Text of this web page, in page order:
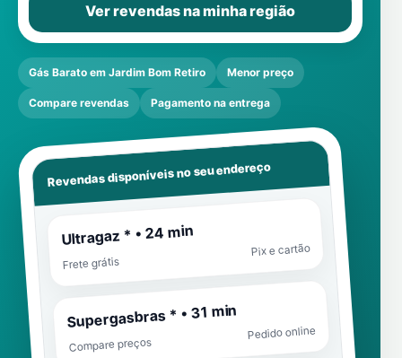
Ver revendas na minha região
Gás Barato em Jardim Bom Retiro Menor preço
Compare revendas Pagamento na entrega
Revendas disponíveis no seu endereço
Ultragaz * • 24 min
Frete grátis
Pix e cartão
Supergasbras * • 31 min
Compare preços
Pedido online